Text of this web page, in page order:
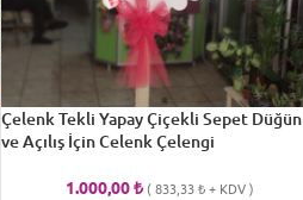
Çelenk Tekli Yapay Çiçekli Sepet Düğün
ve Açılış İçin Celenk Çelengi
1.000,00₺ (833,33₺+ KDV )